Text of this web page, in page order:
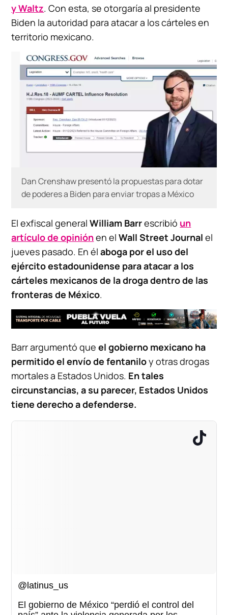
y Waltz. Con esta, se otorgaría al presidente
Biden la autoridad para atacar a los cárteles en
territorio mexicano.
Dan Crenshaw presentó la propuestas para dotar
de poderes a Biden para enviar tropas a México
El exfiscal generalWilliam Barrescribió un
artículo de opiniónen elWall Street Journal el
jueves pasado. En élaboga por el uso del
ejército estadounidense para atacar a los
cárteles mexicanos de la droga dentro de las
fronteras de México.
Barr argumentó queel gobierno mexicano ha
permitido el envío de fentaniloy otras drogas
mortales a Estados Unidos. En tales
circunstancias, a su parecer, Estados Unidos
tiene derecho a defenderse.
@latinus_us
El gobierno de México “perdió el control del